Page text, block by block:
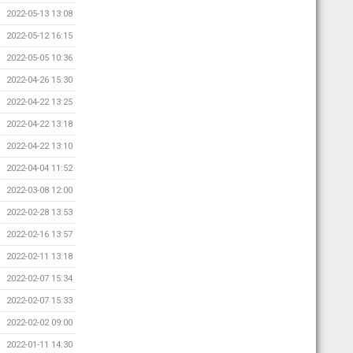
2022-05-13 13:08
2022-05-12 16:15
2022-05-05 10:36
2022-04-26 15:30
2022-04-22 13:25
2022-04-22 13:18
2022-04-22 13:10
2022-04-04 11:52
2022-03-08 12:00
2022-02-28 13:53
2022-02-16 13:57
2022-02-11 13:18
2022-02-07 15:34
2022-02-07 15:33
2022-02-02 09:00
2022-01-11 14:30